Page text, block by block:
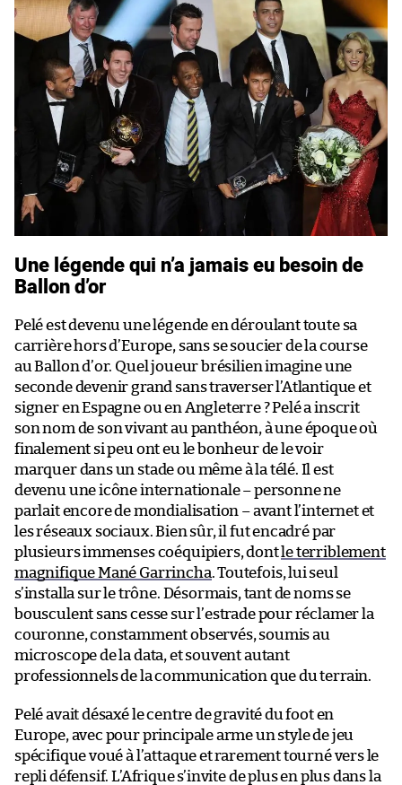
Une légende qui n’a jamais eu besoin de
Ballon d’or
Pelé est devenu une légende en déroulant toute sa
carrière hors d’Europe, sans se soucier de la course
au Ballon d’or. Quel joueur brésilien imagine une
seconde devenir grand sans traverser l’Atlantique et
signer en Espagne ou en Angleterre ? Pelé a inscrit
son nom de son vivant au panthéon, à une époque où
finalement si peu ont eu le bonheur de le voir
marquer dans un stade ou même à la télé. Il est
devenu une icône internationale – personne ne
parlait encore de mondialisation – avant l’internet et
les réseaux sociaux. Bien sûr, il fut encadré par
plusieurs immenses coéquipiers, dontle terriblement
magnifique Mané Garrincha. Toutefois, lui seul
s’installa sur le trône. Désormais, tant de noms se
bousculent sans cesse sur l’estrade pour réclamer la
couronne, constamment observés, soumis au
microscope de la data, et souvent autant
professionnels de la communication que du terrain.
Pelé avait désaxé le centre de gravité du foot en
Europe, avec pour principale arme un style de jeu
spécifique voué à l’attaque et rarement tourné vers le
repli défensif. L’Afrique s’invite de plus en plus dans la